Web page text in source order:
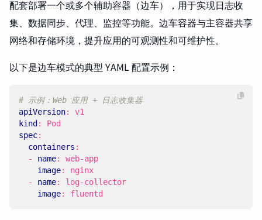
配套部署一个或多个辅助容器（边车），用于实现日志收
集、数据同步、代理、监控等功能。边车容器与主容器共享
网络和存储环境，提升应用的可观测性和可维护性。
以下是边车模式的典型 YAML 配置示例：
# 示例：Web 应用 + 日志收集器
apiVersion:
v1
kind :
Pod
spec:
containers :
- name:
web-app
image:
nginx
- name:
log-collector
image: fluentd